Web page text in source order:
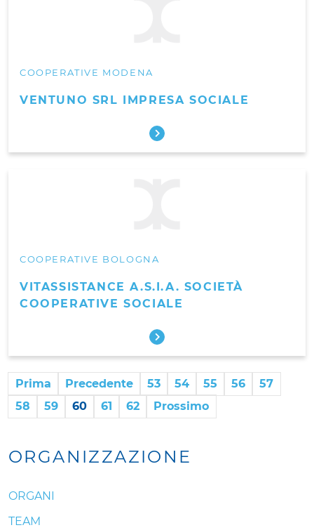
COOPERATIVE MODENA
VENTUNO SRL IMPRESA SOCIALE
COOPERATIVE BOLOGNA
VITASSISTANCE A.S.I.A. SOCIETÀ
COOPERATIVE SOCIALE
Prima Precedente 53 54 55 56
57
58
59 60 61 62 Prossimo
ORGANIZZAZIONE
ORGANI
TEAM